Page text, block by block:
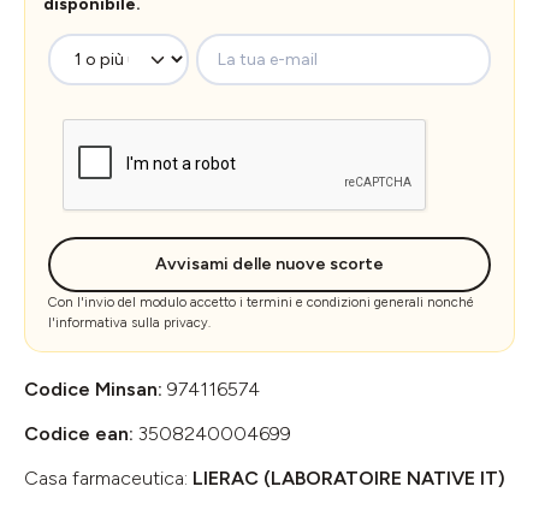
La tua e-mail
Avvisami delle nuove scorte
Con l'invio del modulo accetto i termini e condizioni generali nonché
l'informativa sulla privacy.
Codice Minsan: 974116574
Codice ean: 3508240004699
Casa farmaceutica: LIERAC (LABORATOIRE NATIVE IT)